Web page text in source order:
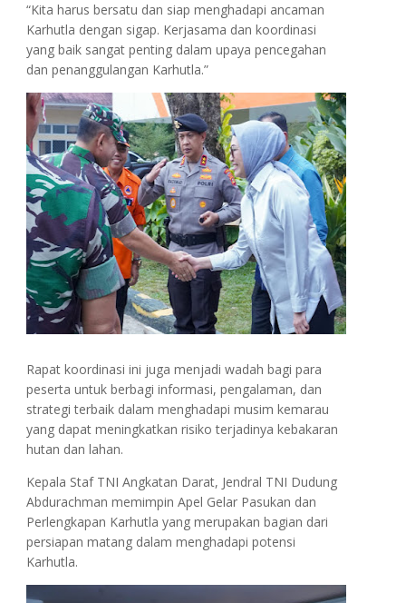
“Kita harus bersatu dan siap menghadapi ancaman
Karhutla dengan sigap. Kerjasama dan koordinasi
yang baik sangat penting dalam upaya pencegahan
dan penanggulangan Karhutla.”
Rapat koordinasi ini juga menjadi wadah bagi para
peserta untuk berbagi informasi, pengalaman, dan
strategi terbaik dalam menghadapi musim kemarau
yang dapat meningkatkan risiko terjadinya kebakaran
hutan dan lahan.
Kepala Staf TNI Angkatan Darat, Jendral TNI Dudung
Abdurachman memimpin Apel Gelar Pasukan dan
Perlengkapan Karhutla yang merupakan bagian dari
persiapan matang dalam menghadapi potensi
Karhutla.